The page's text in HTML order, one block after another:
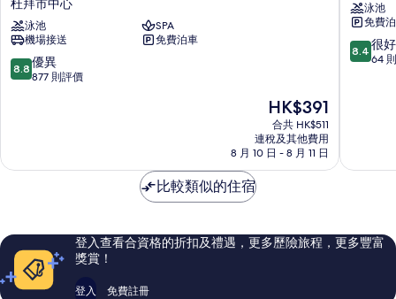
業
灣
The
First
Collection
店
中
心
杜拜市中心
泳池
SPA
機場接送
免費泊車
8.8
分
優
評
價
篇
評
8.8 優異
877 則評價
現
售
HK$391
HK$391
合共 HK$511
連稅及其他費用
8 月 10 日 - 8 月 11 日
中
心
千
禧
市
泳池
免費
8.4
分
好，
價
篇
8.4 很好
64
比較類似的住宿
登入查看合資格的折扣及禮遇，更多歷險旅程，更多豐富
獎賞！
登入 免費註冊